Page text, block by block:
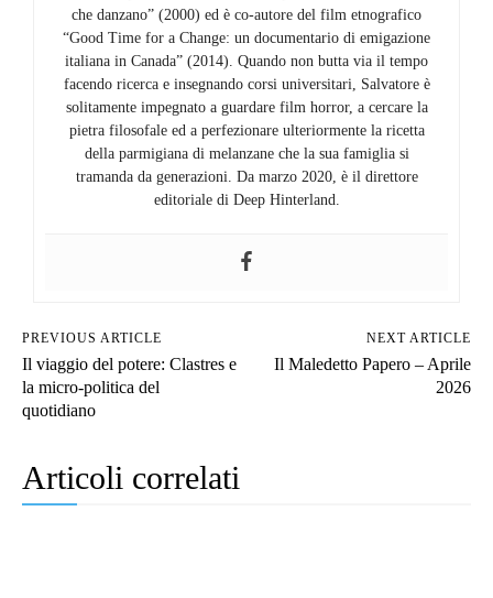
che danzano” (2000) ed è co-autore del film etnografico
“Good Time for a Change: un documentario di emigazione
italiana in Canada” (2014). Quando non butta via il tempo
facendo ricerca e insegnando corsi universitari, Salvatore è
solitamente impegnato a guardare film horror, a cercare la
pietra filosofale ed a perfezionare ulteriormente la ricetta
della parmigiana di melanzane che la sua famiglia si
tramanda da generazioni. Da marzo 2020, è il direttore
editoriale di Deep Hinterland.
PREVIOUS ARTICLE
Il viaggio del potere: Clastres e
la micro-politica del
quotidiano
NEXT ARTICLE
Il Maledetto Papero – Aprile
2026
Articoli correlati